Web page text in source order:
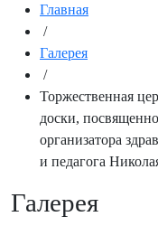
Главная
/
Галерея
/
Торжественная
доски,
организатора
и педагога
Галерея